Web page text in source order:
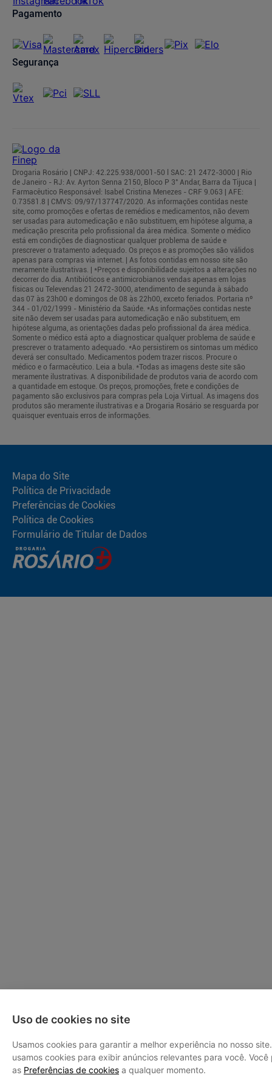
Uso de cookies no site
Usamos cookies para garantir a melhor experiência no nosso
usamos cookies para exibir anúncios relevantes para você.
as Preferências de cookies a qualquer momento.
Pagamento
Segurança
Drogaria Rosário | CNPJ: 42.225.938/0001-50 l SAC: 21 2472-3000 | Rio
de Janeiro - RJ: Av. Ayrton Senna 2150, Bloco P 3° Andar, Barra da Tijuca |
Farmacêutico Responsável: Isabel Cristina Menezes - CRF 9.063 | AFE:
0.73581.8 | CMVS: 09/97/137747/2020. As informações contidas neste
site, como promoções e ofertas de remédios e medicamentos, não devem
ser usadas para automedicação e não substituem, em hipótese alguma, a
medicação prescrita pelo profissional da área médica. Somente o médico
está em condições de diagnosticar qualquer problema de saúde e
prescrever o tratamento adequado. Os preços e as promoções são válidos
apenas para compras via internet. | As fotos contidas em nosso site são
meramente ilustrativas. | *Preços e disponibilidade sujeitos a alterações no
decorrer do dia. Antibióticos e antimicrobianos vendas apenas em lojas
físicas ou Televendas 21 2472-3000, atendimento de segunda à sábado
das 07 às 23h00 e domingos de 08 às 22h00, exceto feriados. Portaria nº
344 - 01/02/1999 - Ministério da Saúde. *As informações contidas neste
site não devem ser usadas para automedicação e não substituem, em
hipótese alguma, as orientações dadas pelo profissional da área médica.
Somente o médico está apto a diagnosticar qualquer problema de saúde e
prescrever o tratamento adequado. *Ao persistirem os sintomas um médico
deverá ser consultado. Medicamentos podem trazer riscos. Procure o
médico e o farmacêutico. Leia a bula. *Todas as imagens deste site são
meramente ilustrativas. A disponibilidade de produtos varia de acordo com
a quantidade em estoque. Os preços, promoções, frete e condições de
pagamento são exclusivos para compras pela Loja Virtual. As imagens dos
produtos são meramente ilustrativas e a Drogaria Rosário se resguarda por
quaisquer eventuais erros de informações.
Mapa do Site
Política de Privacidade
Preferências de Cookies
Política de Cookies
Formulário de Titular de Dados